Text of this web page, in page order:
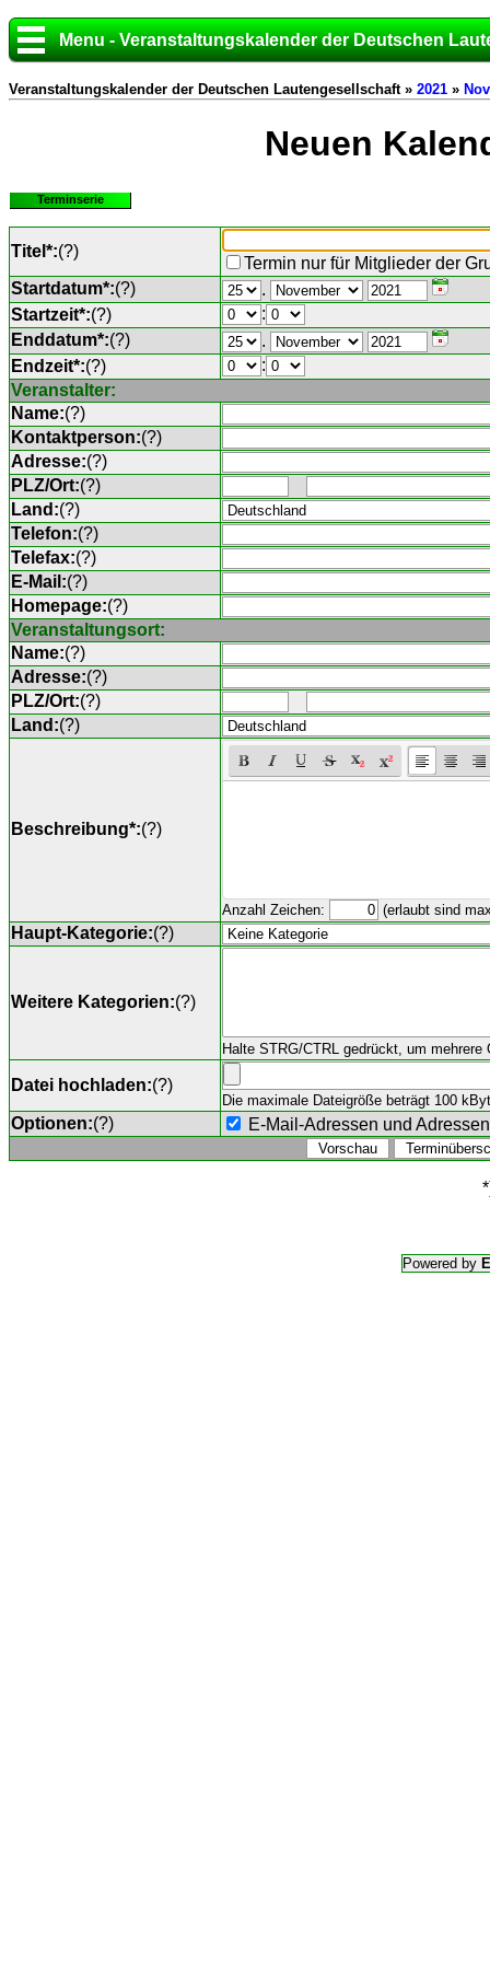
Menu - Veranstaltungskalender der Deutschen
Veranstaltungskalender der Deutschen Lautengesellschaft » 2021 »
Neuen
Terminserie
Titel*:(?)
Termin nur für Mitglieder der
Startdatum*:(?)
.
Startzeit*:(?)
:
Enddatum*:(?)
.
Endzeit*:(?)
:
Veranstalter:
Name:(?)
Kontaktperson:(?)
Adresse:(?)
PLZ/Ort:(?)
Land:(?)
Telefon:(?)
Telefax:(?)
E-Mail:(?)
Homepage:(?)
Veranstaltungsort:
Name:(?)
Adresse:(?)
PLZ/Ort:(?)
Land:(?)
Beschreibung*:(?)
Anzahl Zeichen: (erlaubt sind
Haupt-Kategorie:(?)
Weitere Kategorien:(?)
Halte STRG/CTRL gedrückt, um mehrere
Datei hochladen:(?)
Die maximale Dateigröße beträgt 100
Optionen:(?) E-Mail-Adressen und
Powered by